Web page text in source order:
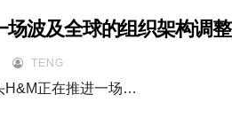
波及全球的组织架构调整
TENG
H&M正在推进一场…